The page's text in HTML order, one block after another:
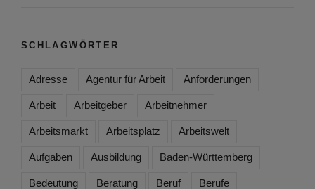
SCHLAGWÖRTER
Adresse Agentur für Arbeit Anforderungen
Arbeit Arbeitgeber Arbeitnehmer
Arbeitsmarkt Arbeitsplatz Arbeitswelt
Aufgaben Ausbildung Baden-Württemberg
Bedeutung Beratung Beruf Berufe